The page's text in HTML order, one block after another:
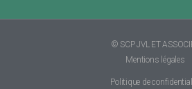
© SCP JVL ET
Mentions légales
Politique de